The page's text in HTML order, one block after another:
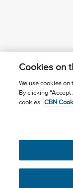
¿Conoces a
Seguir Mundo
© 2026 The
Cookies on
We use cookies on
By clicking
cookies. CBN